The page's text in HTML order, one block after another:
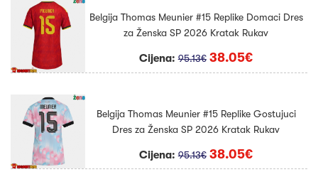
Belgija Thomas Meunier #15 Replike Domaci Dres
za Ženska SP 2026 Kratak Rukav
Cijena:95.13€ 38.05€
Belgija Thomas Meunier #15 Replike Gostujuci
Dres za Ženska SP 2026 Kratak Rukav
Cijena:95.13€ 38.05€